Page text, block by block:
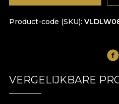
Product-code (SKU)
VERGELIJKBARE